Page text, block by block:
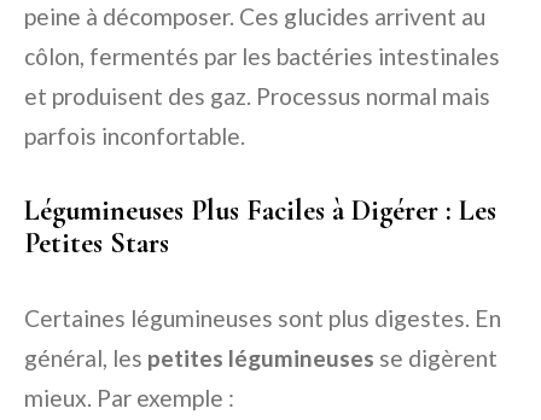
peine à décomposer. Ces glucides arrivent au
côlon, fermentés par les bactéries intestinales
et produisent des gaz. Processus normal mais
parfois inconfortable.
Légumineuses Plus Faciles à Digérer : Les
Petites Stars
Certaines légumineuses sont plus digestes. En
général, les petites légumineuses se digèrent
mieux. Par exemple :